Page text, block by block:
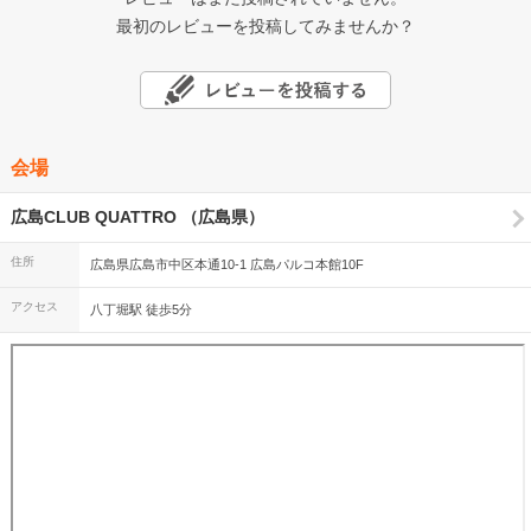
最初のレビューを投稿してみませんか？
会場
広島CLUB QUATTRO （広島県）
住所 広島県広島市中区本通10-1 広島パルコ本館10F
アクセス 八丁堀駅 徒歩5分